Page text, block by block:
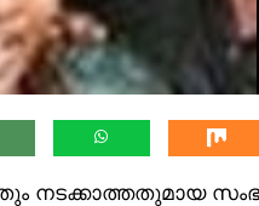
നടക്കാത്തതുമായ